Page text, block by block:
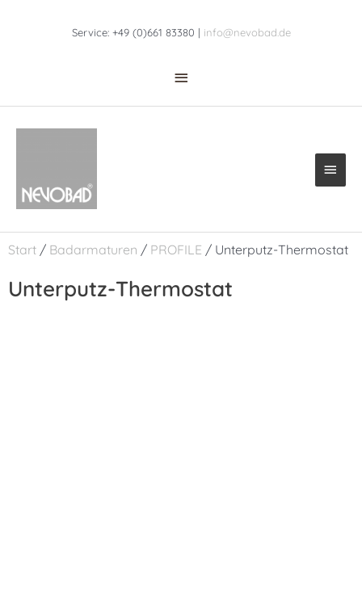
Service: +49 (0)661 83380 | info@nevobad.de
Header
Start / Badarmaturen / PROFILE / Unterputz-Thermostat
Unterputz-Thermostat